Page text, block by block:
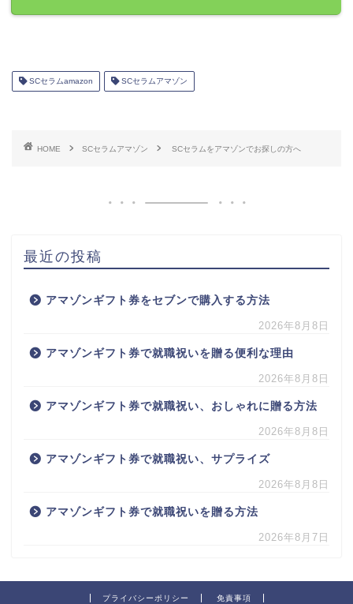
SCセラムamazon SCセラムアマゾン
HOME SCセラムアマゾン SCセラムをアマゾンでお探しの方へ
最近の投稿
アマゾンギフト券をセブンで購入する方法
2026年8月8日
アマゾンギフト券で就職祝いを贈る便利な理由
2026年8月8日
アマゾンギフト券で就職祝い、おしゃれに贈る方法
2026年8月8日
アマゾンギフト券で就職祝い、サプライズ
2026年8月8日
アマゾンギフト券で就職祝いを贈る方法
2026年8月7日
プライバシーポリシー 免責事項